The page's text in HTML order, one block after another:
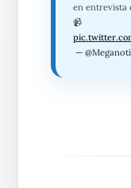
en entrevista
—